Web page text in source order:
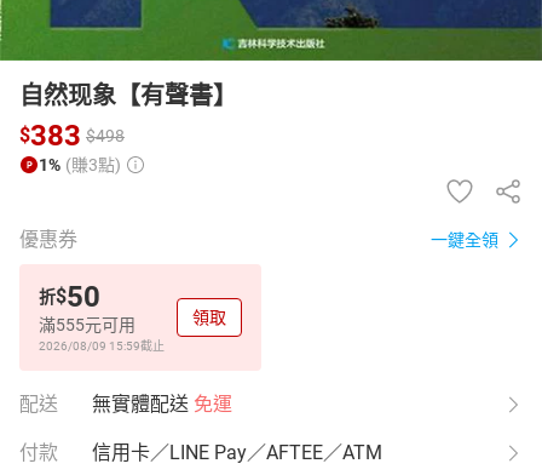
自然现象【有聲書】
$383 $498
1% (賺3點)
優惠券 一鍵全領
折$50
滿555元可用
2026/08/09 15:59截止
領取
配送 無實體配送 免運
付款 信用卡／LINE Pay／AFTEE／ATM